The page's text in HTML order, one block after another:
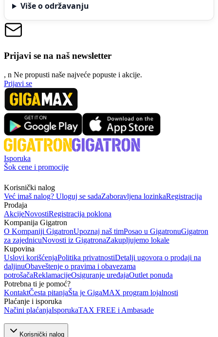
Više o održavanju
Prijavi se na naš newsletter
, n Ne propusti naše najveće popuste i akcije.
Prijavi se
Isporuka
Šok cene i promocije
Korisnički nalog
Već imaš nalog? Uloguj se sadaZaboravljena lozinkaRegistracija
Prodaja
AkcijeNovostiRegistracija poklona
Kompanija Gigatron
O Kompaniji GigatronUpoznaj naš timPosao u GigatronuGigatron
za zajednicuNovosti iz GigatronaZakupljujemo lokale
Kupovina
Uslovi korišćenjaPolitika privatnostiDetalji ugovora o prodaji na
daljinuObaveštenje o pravima i obavezama
potrošačaReklamacijeOsiguranje uređajaOutlet ponuda
Potrebna ti je pomoć?
KontaktČesta pitanjaŠta je GigaMAX program lojalnosti
Plaćanje i isporuka
Načini plaćanjaIsporukaTAX FREE i Ambasade
Korisnički nalog